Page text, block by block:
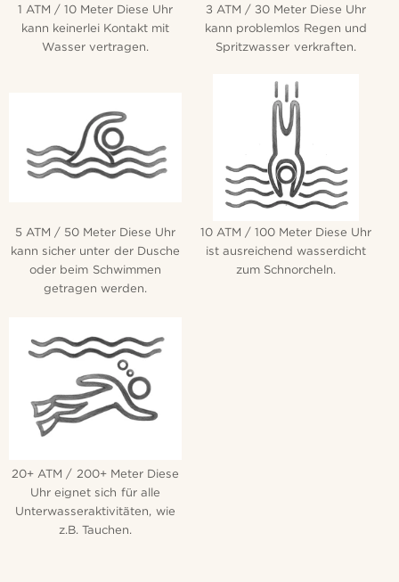
1 ATM / 10 Meter Diese Uhr
kann keinerlei Kontakt mit
Wasser vertragen.
3 ATM / 30 Meter Diese Uhr
kann problemlos Regen und
Spritzwasser verkraften.
5 ATM / 50 Meter Diese Uhr
kann sicher unter der Dusche
oder beim Schwimmen
getragen werden.
10 ATM / 100 Meter Diese Uhr
ist ausreichend wasserdicht
zum Schnorcheln.
20+ ATM / 200+ Meter Diese
Uhr eignet sich für alle
Unterwasseraktivitäten, wie
z.B. Tauchen.